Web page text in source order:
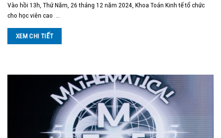
Vào hồi 13h, Thứ Năm, 26 tháng 12 năm 2024, Khoa Toán Kinh tế tổ chức
cho học viên cao …
XEM CHI TIẾT